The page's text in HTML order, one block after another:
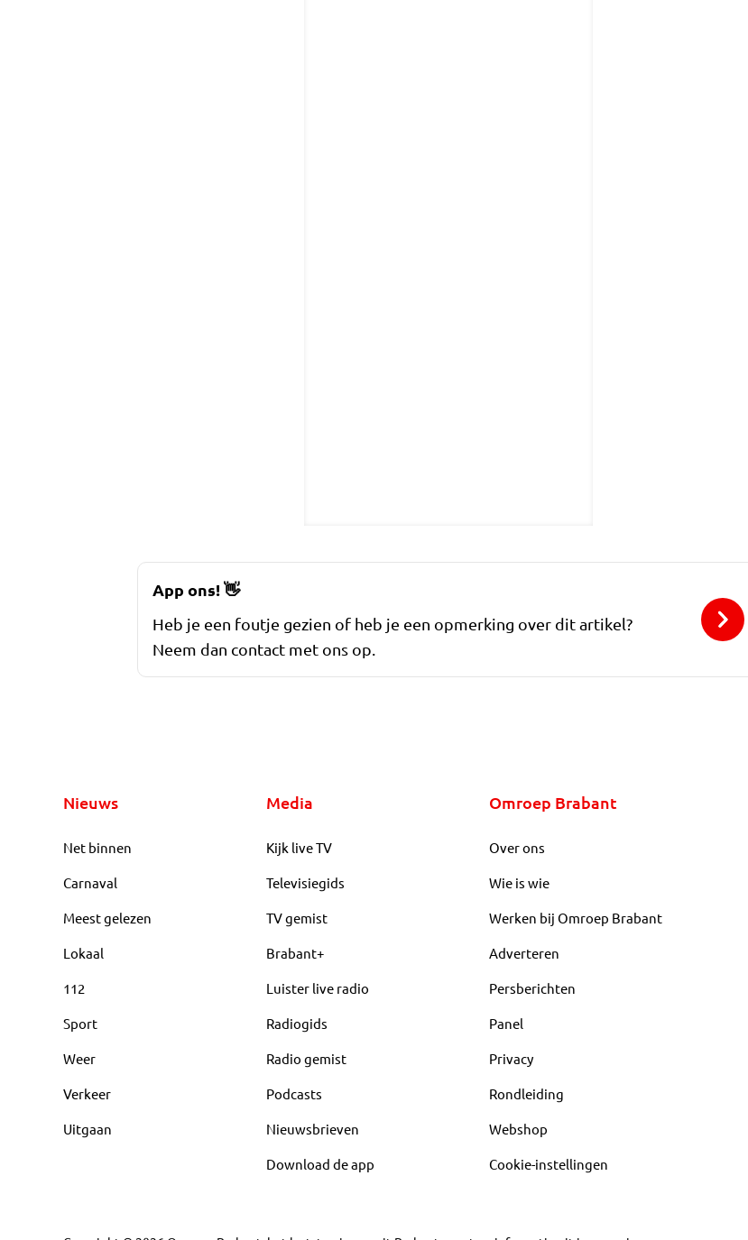
App ons!👋
Heb je een foutje gezien of heb je een opmerking over dit artikel?
Neem dan contact met ons op.
Nieuws
Net binnen
Carnaval
Meest gelezen
Lokaal
112
Sport
Weer
Verkeer
Uitgaan
Media
Kijk live TV
Televisiegids
TV gemist
Brabant+
Luister live radio
Radiogids
Radio gemist
Podcasts
Nieuwsbrieven
Download de app
Omroep Brabant
Over ons
Wie is wie
Werken bij Omroep Brabant
Adverteren
Persberichten
Panel
Privacy
Rondleiding
Webshop
Cookie-instellingen